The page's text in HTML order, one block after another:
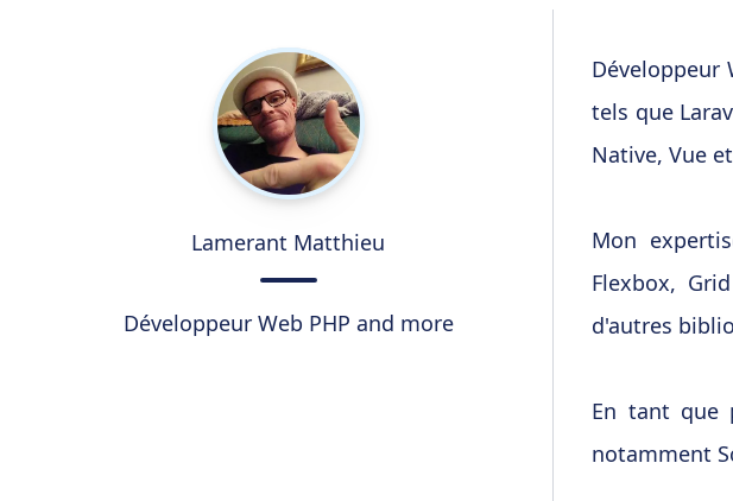
Lamerant Matthieu
Développeur Web PHP and more
Développeur
tels que
Native, Vue
Mon
Flexbox,
d'autres
En tant que
notamment